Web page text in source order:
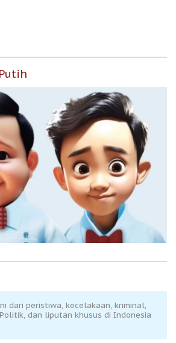
dari peristiwa, kecelakaan, kriminal,
dan liputan khusus di Indonesia